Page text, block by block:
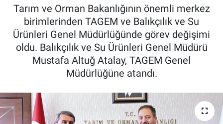
Tarım ve Orman Bakanlığının önemli merkez
birimlerinden TAGEM ve Balıkçılık ve Su
Ürünleri Genel Müdürlüğünde görev değişimi
oldu. Balıkçılık ve Su Ürünleri Genel Müdürü
Mustafa Altuğ Atalay, TAGEM Genel
Müdürlüğüne atandı.
Tarım Kredi Kooperatifleri
Pankobirlik
Et fiyatları
Yetiştirici Soruyor